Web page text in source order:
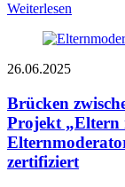
Weiterlesen
26.06.2025
Brücken
Projekt „Eltern
zertifiziert